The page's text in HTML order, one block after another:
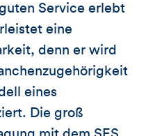
Service erlebt
eine
denn er wird
eines
Die groß